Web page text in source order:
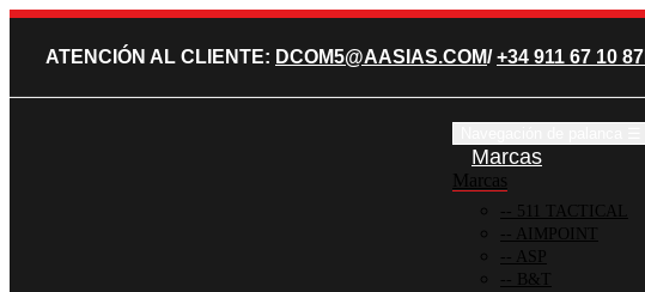
ATENCIÓN AL CLIENTE: DCOM5@AASIAS.COM/+34 911 67 10 87
Marcas
Marcas
511 TACTICAL
AIMPOINT
ASP
B&T